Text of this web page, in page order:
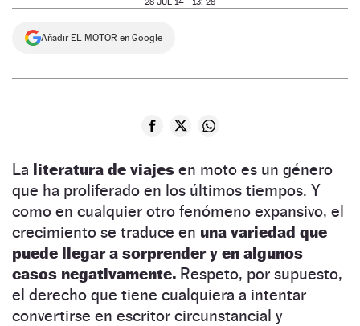
Añadir EL MOTOR en Google
La literatura de viajes en moto es un género
que ha proliferado en los últimos tiempos. Y
como en cualquier otro fenómeno expansivo, el
crecimiento se traduce en una variedad que
puede llegar a sorprender y en algunos
casos negativamente. Respeto, por supuesto,
el derecho que tiene cualquiera a intentar
convertirse en escritor circunstancial y